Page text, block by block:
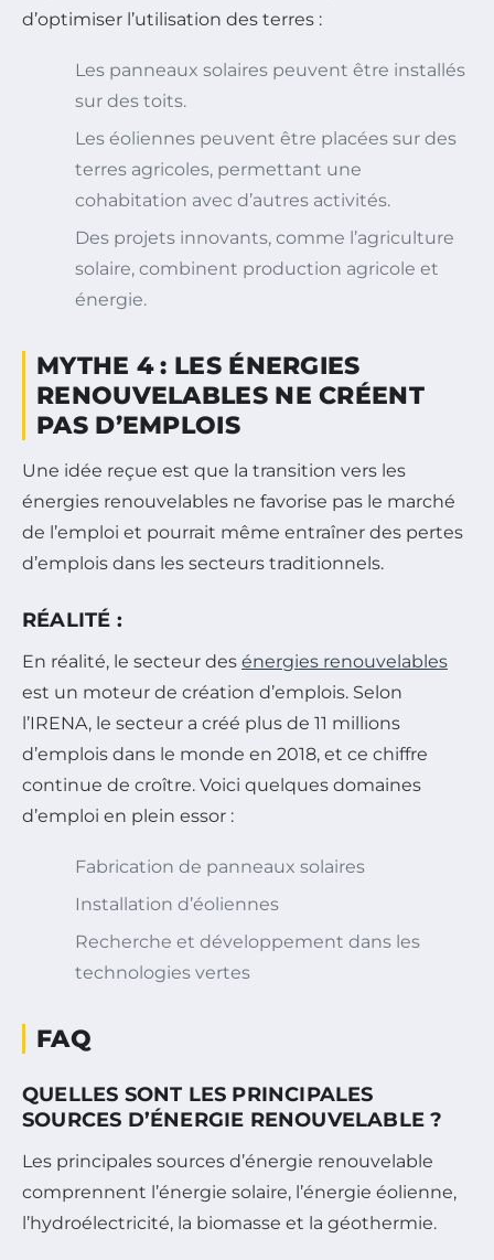
d’optimiser l’utilisation des terres :
Les panneaux solaires peuvent être installés
sur des toits.
Les éoliennes peuvent être placées sur des
terres agricoles, permettant une
cohabitation avec d’autres activités.
Des projets innovants, comme l’agriculture
solaire, combinent production agricole et
énergie.
MYTHE 4 : LES ÉNERGIES
RENOUVELABLES NE CRÉENT
PAS D’EMPLOIS
Une idée reçue est que la transition vers les
énergies renouvelables ne favorise pas le marché
de l’emploi et pourrait même entraîner des pertes
d’emplois dans les secteurs traditionnels.
RÉALITÉ :
En réalité, le secteur des énergies renouvelables
est un moteur de création d’emplois. Selon
l’IRENA, le secteur a créé plus de 11 millions
d’emplois dans le monde en 2018, et ce chiffre
continue de croître. Voici quelques domaines
d’emploi en plein essor :
Fabrication de panneaux solaires
Installation d’éoliennes
Recherche et développement dans les
technologies vertes
FAQ
QUELLES SONT LES PRINCIPALES
SOURCES D’ÉNERGIE RENOUVELABLE ?
Les principales sources d’énergie renouvelable
comprennent l’énergie solaire, l’énergie éolienne,
l’hydroélectricité, la biomasse et la géothermie.